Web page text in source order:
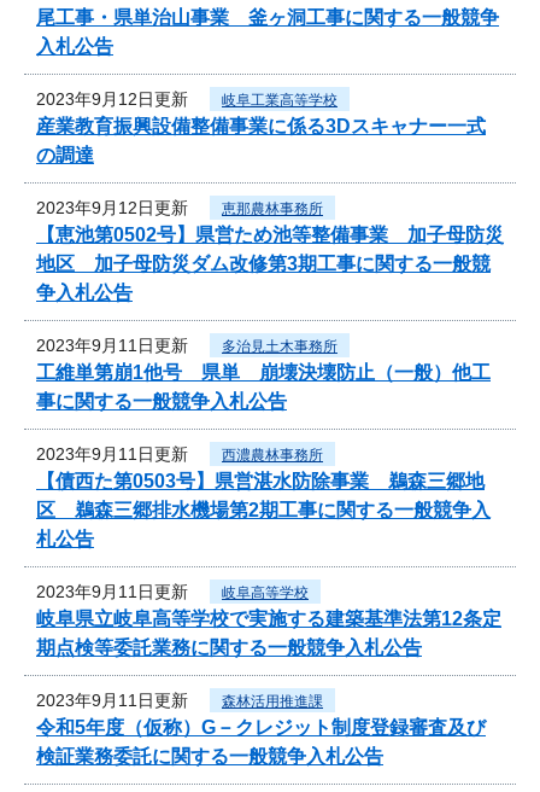
尾工事・県単治山事業 釜ヶ洞工事に関する一般競争
入札公告
2023年9月12日更新 岐阜工業高等学校
産業教育振興設備整備事業に係る3Dスキャナー一式
の調達
2023年9月12日更新 恵那農林事務所
【恵池第0502号】県営ため池等整備事業 加子母防災
地区 加子母防災ダム改修第3期工事に関する一般競
争入札公告
2023年9月11日更新 多治見土木事務所
工維単第崩1他号 県単 崩壊決壊防止（一般）他工
事に関する一般競争入札公告
2023年9月11日更新 西濃農林事務所
【債西た第0503号】県営湛水防除事業 鵜森三郷地
区 鵜森三郷排水機場第2期工事に関する一般競争入
札公告
2023年9月11日更新 岐阜高等学校
岐阜県立岐阜高等学校で実施する建築基準法第12条定
期点検等委託業務に関する一般競争入札公告
2023年9月11日更新 森林活用推進課
令和5年度（仮称）G－クレジット制度登録審査及び
検証業務委託に関する一般競争入札公告